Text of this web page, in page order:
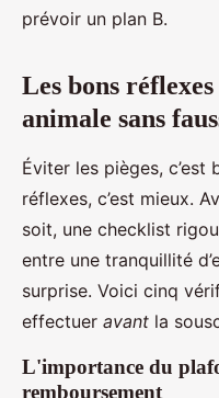
prévoir un plan B.
Les bons
animale sans
Éviter les pièges,
réflexes, c’est mieux.
soit, une checklist
entre une tranquillité
surprise. Voici cinq
effectuer avant la
L'importance du
remboursement